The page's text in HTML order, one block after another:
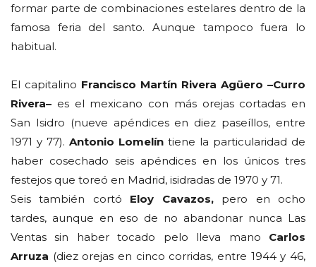
formar parte de combinaciones estelares dentro de la
famosa feria del santo. Aunque tampoco fuera lo
habitual.
El capitalino Francisco Martín Rivera Agüero –Curro
Rivera– es el mexicano con más orejas cortadas en
San Isidro (nueve apéndices en diez paseíllos, entre
1971 y 77). Antonio Lomelín tiene la particularidad de
haber cosechado seis apéndices en los únicos tres
festejos que toreó en Madrid, isidradas de 1970 y 71.
Seis también cortó Eloy Cavazos,pero en ocho
tardes, aunque en eso de no abandonar nunca Las
Ventas sin haber tocado pelo lleva mano Carlos
Arruza (diez orejas en cinco corridas, entre 1944 y 46,